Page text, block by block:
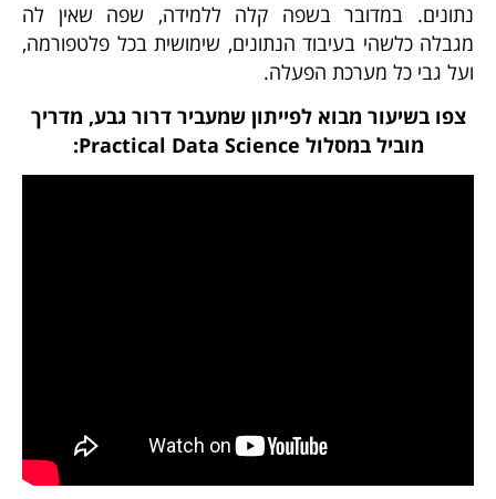
נתונים. במדובר בשפה קלה ללמידה, שפה שאין לה
מגבלה כלשהי בעיבוד הנתונים, שימושית בכל פלטפורמה,
ועל גבי כל מערכת הפעלה.
צפו בשיעור מבוא לפייתון שמעביר דרור גבע, מדריך
מוביל במסלול Practical Data Science: